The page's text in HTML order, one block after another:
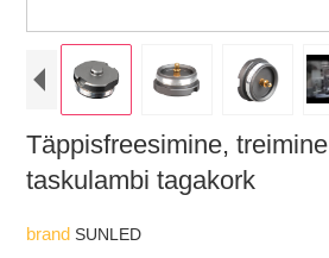
Täppisfreesimine,
taskulambi tagakork
brandSUNLED